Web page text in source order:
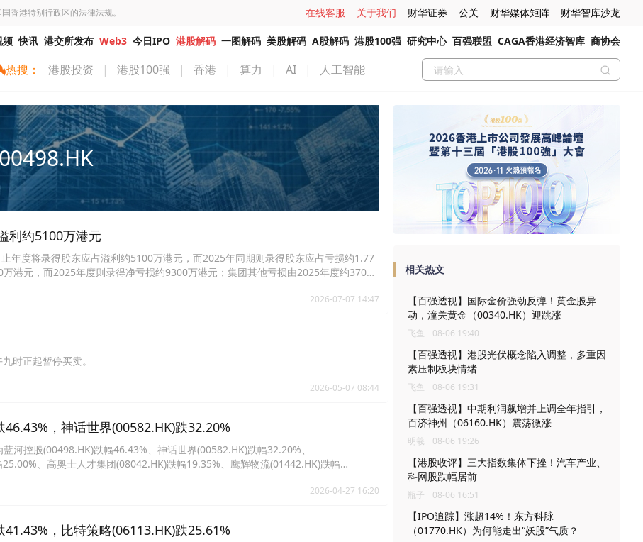
香港特别行政区的法律法规。 在线客服 关于我们 财华证券 公关 财华媒体矩阵 财华智库沙龙
频 快讯 港交所发布 Web3 今日IPO 港股解码 一图解码 美股解码 A股解码 港股100强 研究中心 百强联盟 CAGA香港经济智库 商协会
热搜： 港股投资 | 港股100强 | 香港 | 算力 | AI | 人工智能
利约5100万港元
年度将录得股东应占溢利约5100万港元，而2025年同期则录得股东应占亏损约1.77
港元，而2025年度则录得净亏损约9300万港元；集团其他亏损由2025年度约3700
录得投资物业公平价值变动亏损，而2025年度则录得投资物业之公平价值变动亏损约
2026-07-07 14:47
时正起暂停买卖。
2026-05-07 08:44
，神话世界(00582.HK)跌32.20%
河控股(00498.HK)跌幅46.43%、神话世界(00582.HK)跌幅32.20%、
、高奥士人才集团(08042.HK)跌幅19.35%、鹰辉物流(01442.HK)跌幅
2026-04-27 16:20
，比特策略(06113.HK)跌25.61%
相关热文
【百强透视】国际金价强劲反弹！黄金股异
动，潼关黄金（00340.HK）迎跳涨
飞鱼 08-06 19:40
【百强透视】港股光伏概念陷入调整，多重因
素压制板块情绪
飞鱼 08-06 19:31
【百强透视】中期利润飙增并上调全年指引，
百济神州（06160.HK）震荡微涨
明羲 08-06 19:26
【港股收评】三大指数集体下挫！汽车产业、
科网股跌幅居前
瓶子 08-06 16:51
【IPO追踪】涨超14%！东方科脉
（01770.HK）为何能走出“妖股”气质？